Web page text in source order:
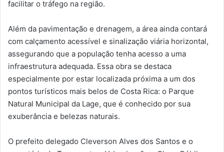
facilitar o tráfego na região.
Além da pavimentação e drenagem, a área ainda contará
com calçamento acessível e sinalização viária horizontal,
assegurando que a população tenha acesso a uma
infraestrutura adequada. Essa obra se destaca
especialmente por estar localizada próxima a um dos
pontos turísticos mais belos de Costa Rica: o Parque
Natural Municipal da Lage, que é conhecido por sua
exuberância e belezas naturais.
O prefeito delegado Cleverson Alves dos Santos e o